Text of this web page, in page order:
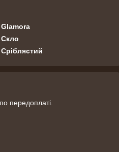
Glamora
Скло
Сріблястий
передоплаті.